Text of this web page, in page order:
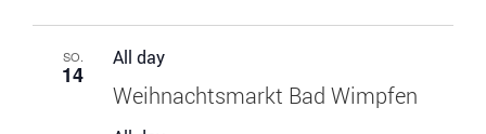
SO.
14
All day
Weihnachtsmarkt Bad Wimpfen